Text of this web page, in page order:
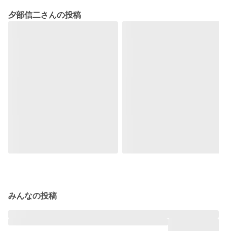
夕部信二さんの投稿
みんなの投稿